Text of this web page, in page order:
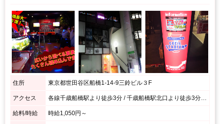
住所 東京都世田谷区船橋1-14-9三鈴ビル３F
アクセス
給料/時給 時給1,050円～